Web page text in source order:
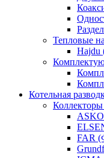
Тепловые
Hajdu
Котельная
Коллекторы
FAR